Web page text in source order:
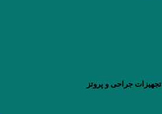
تجهیزات جراحی و پروتز